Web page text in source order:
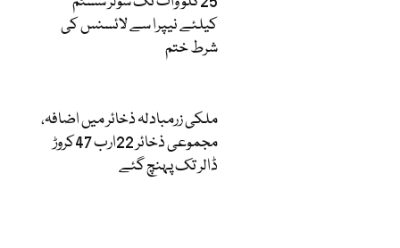
کیلئے نیپرا سے لائسنس کی
شرط ختم
ملکی زرمبادلہ ذخائر میں اضافہ،
مجموعی ذخائر 22ارب 47کروڑ
ڈالر تک پہنچ گئے